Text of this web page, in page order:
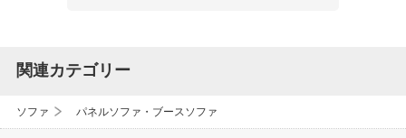
関連カテゴリー
ソファ パネルソファ・ブースソファ